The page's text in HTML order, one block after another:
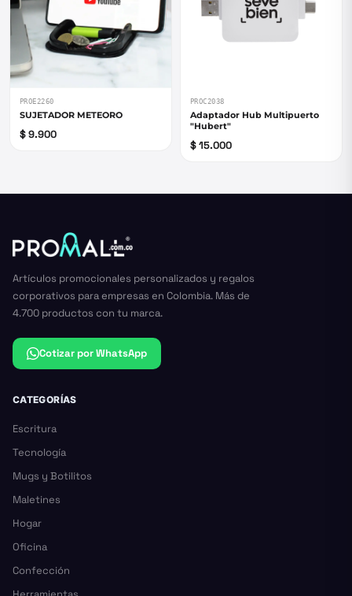
PROE2260
SUJETADOR METEORO
$ 9.900
PROC2038
Adaptador Hub Multipuerto
"Hubert"
$ 15.000
Artículos promocionales personalizados y regalos
corporativos para empresas en Colombia. Más de
4.700 productos con tu marca.
Cotizar por WhatsApp
CATEGORÍAS
Escritura
Tecnología
Mugs y Botilitos
Maletines
Hogar
Oficina
Confección